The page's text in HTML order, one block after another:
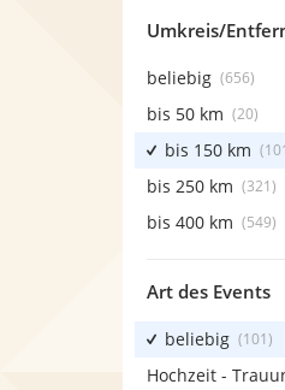
Umkreis/
beliebig (656)
bis 50 km (20)
bis 150 km
bis 250 km (321)
bis 400 km (549)
Art des Events
beliebig (101)
Hochzeit -